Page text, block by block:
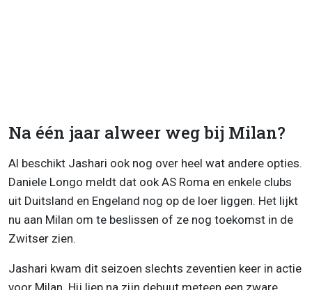
Na één jaar alweer weg bij Milan?
Al beschikt Jashari ook nog over heel wat andere opties.
Daniele Longo meldt dat ook AS Roma en enkele clubs
uit Duitsland en Engeland nog op de loer liggen. Het lijkt
nu aan Milan om te beslissen of ze nog toekomst in de
Zwitser zien.
Jashari kwam dit seizoen slechts zeventien keer in actie